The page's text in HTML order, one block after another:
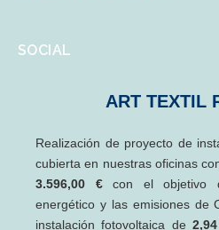
SOCIAL
ART TEXTIL
Realización de proyecto de
cubierta en nuestras oficinas
3.596,00 €con el objetivo
energético y las emisiones de
instalación fotovoltaica de